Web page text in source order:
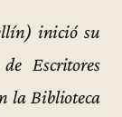
inició su
Escritores
la Biblioteca